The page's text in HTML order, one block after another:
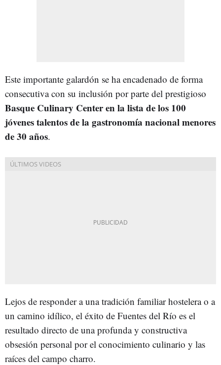
Este importante galardón se ha encadenado de forma
consecutiva con su inclusión por parte del prestigioso
Basque Culinary Center en la lista de los 100
jóvenes talentos de la gastronomía nacional menores
de 30 años.
Lejos de responder a una tradición familiar hostelera o a
un camino idílico, el éxito de Fuentes del Río es el
resultado directo de una profunda y constructiva
obsesión personal por el conocimiento culinario y las
raíces del campo charro.